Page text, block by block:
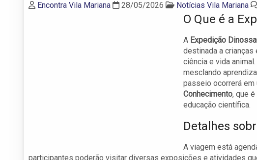
Encontra Vila Mariana 28/05/2026 Notícias Vila Mariana
O Que é a
A Expedição
destinada a
ciência e vida
mesclando
passeio ocorrerá em
Conhecimento, que
educação científica.
Detalhes
A viagem está
participantes poderão visitar diversas exposições e atividades